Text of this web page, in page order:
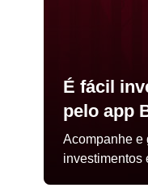
É fácil
pelo app
Acompanhe e
investimentos